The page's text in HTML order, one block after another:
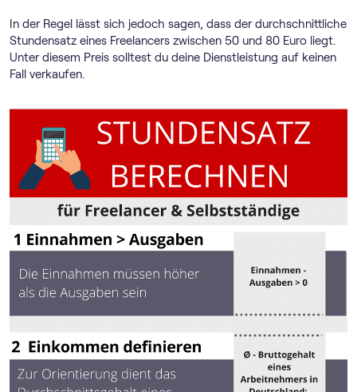
In der Regel lässt sich jedoch sagen, dass der durchschnittliche
Stundensatz eines Freelancers zwischen 50 und 80 Euro liegt.
Unter diesem Preis solltest du deine Dienstleistung auf keinen
Fall verkaufen.